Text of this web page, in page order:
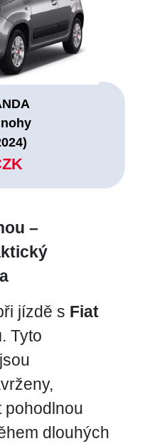
–
jízdě s Fiat
. Tyto
pohodlnou
dlouhých